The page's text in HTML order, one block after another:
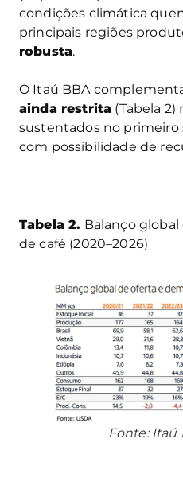
condições climática
principais regiões
robusta.
O Itaú BBA
ainda restrita (Tabela
sustentados no primeiro
com possibilidade de
Tabela 2. Balanço
de café (2020–2026)
Fonte: Itaú